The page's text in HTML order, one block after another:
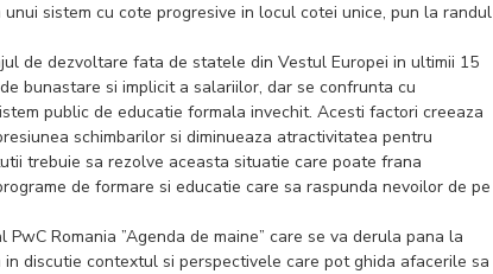
sistem cu cote progresive in locul cotei unice, pun la randul
de dezvoltare fata de statele din Vestul Europei in ultimii 15
bunastare si implicit a salariilor, dar se confrunta cu
public de educatie formala invechit. Acesti factori creeaza
schimbarilor si diminueaza atractivitatea pentru
trebuie sa rezolve aceasta situatie care poate frana
de formare si educatie care sa raspunda nevoilor de pe
Romania ”Agenda de maine” care se va derula pana la
discutie contextul si perspectivele care pot ghida afacerile sa